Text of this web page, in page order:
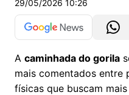
29/05/2026 10:26
A caminhada do gorila
mais comentados entre
físicas que buscam